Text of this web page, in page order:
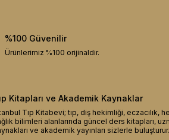
%100 Güvenilir
Ürünlerimiz %100 orijinaldir.
Kitapları ve Akademik Kaynaklar
Tıp Kitabevi; tıp, diş hekimliği, eczacılık,
bilimleri alanlarında güncel ders kitapları,
ve akademik yayınları sizlerle buluşturur.